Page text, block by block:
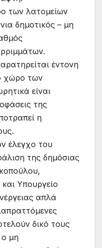
των λατομείων
δημοτικός – μη
έντονη
χώρο των
είναι
της
η
έλεγχο του
της δημόσιας
και Υπουργείο
απλά
δικό τους
ο μη